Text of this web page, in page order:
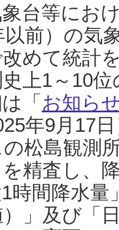
台等にお
以前）の
めて統計
上1～10
「 お知ら
年9月17日
松島観測
精査し、
1時間降水
）」及び「